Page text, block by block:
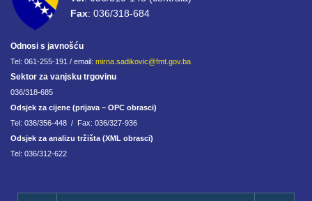
Fax: 036/318-684
Odnosi s javnošću
Tel: 061-255-191 / email: mirna.sadikovic@fmt.gov.ba
Sektor za vanjsku trgovinu
036/318-685
Odsjek za cijene (prijava – OPC obrasci)
Tel: 036/356-448 / Fax: 036/327-936
Odsjek za analizu tržišta (XML obrasci)
Tel: 036/312-622